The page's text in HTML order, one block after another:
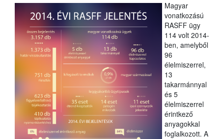
Magyar
vonatkozású
RASFF ügy
114 volt 2014-
ben, amelyből
96
élelmiszerrel,
13
takarmánnyal
és 5
élelmiszerrel
érintkező
anyagokkal
foglalkozott. A